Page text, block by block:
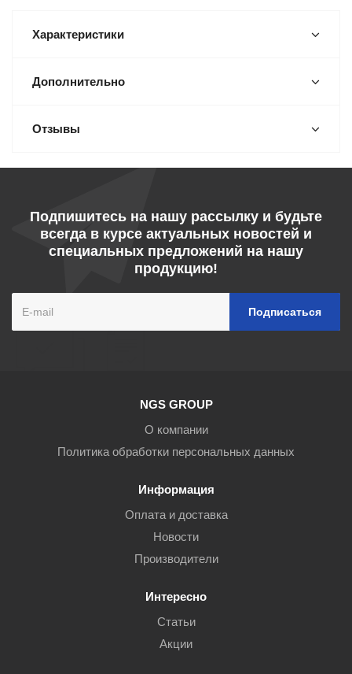
Характеристики
Дополнительно
Отзывы
Подпишитесь на нашу рассылку и будьте
всегда в курсе актуальных новостей и
специальных предложений на нашу
продукцию!
NGS GROUP
О компании
Политика обработки персональных данных
Информация
Оплата и доставка
Новости
Производители
Интересно
Статьи
Акции